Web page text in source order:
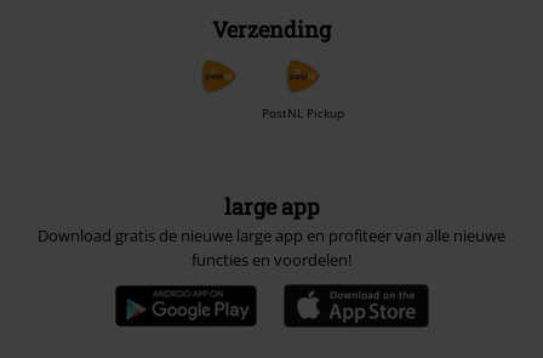
Verzending
PostNL Pickup
large app
Download gratis de nieuwe large app en profiteer van alle nieuwe
functies en voordelen!